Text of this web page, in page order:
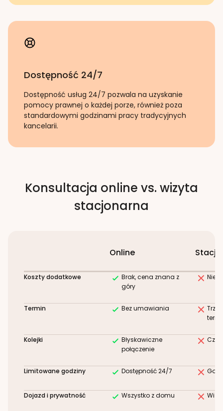
Dostępność 24/7
Dostępność usług 24/7 pozwala na uzyskanie
pomocy prawnej o każdej porze, również poza
standardowymi godzinami pracy tradycyjnych
kancelarii.
Konsultacja online vs. wizyta
stacjonarna
Online
Koszty dodatkowe
Brak, cena znana z
góry
Termin Bez umawiania
Kolejki
Błyskawiczne
połączenie
Limitowane godziny Dostępność 24/7
Dojazd i prywatność Wszystko z domu